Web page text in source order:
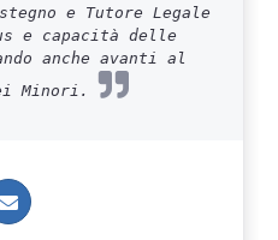
e Tutore Legale
e capacità delle
anche avanti al
Minori.